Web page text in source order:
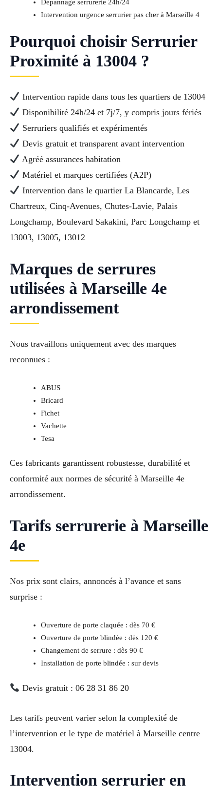
Dépannage serrurerie 24h/24
Intervention urgence serrurier pas cher à Marseille 4
Pourquoi choisir Serrurier
Proximité à 13004 ?
Intervention rapide dans tous les quartiers de 13004
Disponibilité 24h/24 et 7j/7, y compris jours fériés
Serruriers qualifiés et expérimentés
Devis gratuit et transparent avant intervention
Agréé assurances habitation
Matériel et marques certifiées (A2P)
Intervention dans le quartier La Blancarde, Les
Chartreux, Cinq-Avenues, Chutes-Lavie, Palais
Longchamp, Boulevard Sakakini, Parc Longchamp et
13003, 13005, 13012
Marques de serrures
utilisées à Marseille 4e
arrondissement
Nous travaillons uniquement avec des marques
reconnues :
ABUS
Bricard
Fichet
Vachette
Tesa
Ces fabricants garantissent robustesse, durabilité et
conformité aux normes de sécurité à Marseille 4e
arrondissement.
Tarifs serrurerie à Marseille
4e
Nos prix sont clairs, annoncés à l’avance et sans
surprise :
Ouverture de porte claquée : dès 70 €
Ouverture de porte blindée : dès 120 €
Changement de serrure : dès 90 €
Installation de porte blindée : sur devis
Devis gratuit : 06 28 31 86 20
Les tarifs peuvent varier selon la complexité de
l’intervention et le type de matériel à Marseille centre
13004.
Intervention serrurier en